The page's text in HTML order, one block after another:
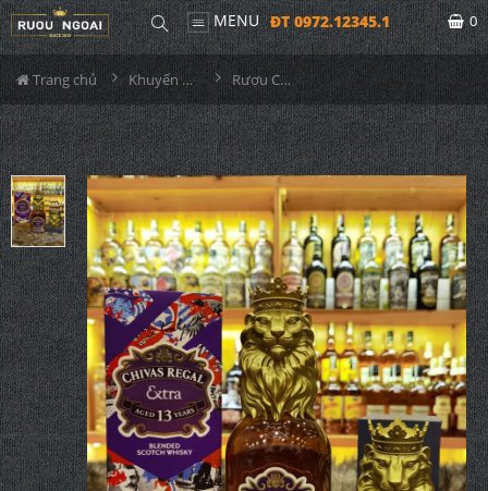
MENU ĐT 0972.12345.1 0
Trang chủ Khuyến Mãi Lớn Rượu Chivas Extra 13YO Bourbon Cask Lion